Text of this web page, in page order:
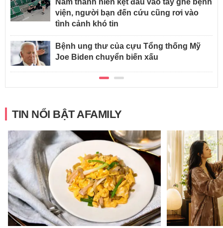
Nam thanh niên kẹt đầu vào tay ghế bệnh
viện, người bạn đến cứu cũng rơi vào
tình cảnh khó tin
Bệnh ung thư của cựu Tổng thống Mỹ
Joe Biden chuyển biến xấu
TIN NỔI BẬT AFAMILY